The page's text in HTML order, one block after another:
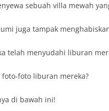
sebuah villa mewah
juga tampak
telah menyudahi liburan
foto-foto liburan mereka?
di bawah ini!